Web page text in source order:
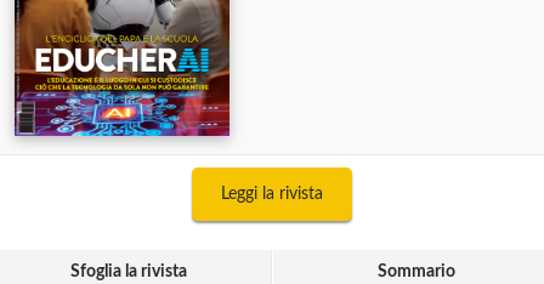
Leggi la rivista
Sfoglia la rivista Sommario